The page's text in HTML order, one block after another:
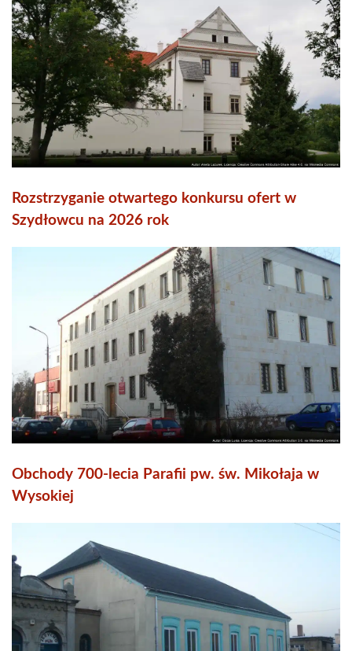
Rozstrzyganie otwartego konkursu ofert w
Szydłowcu na 2026 rok
Obchody 700-lecia Parafii pw. św. Mikołaja w
Wysokiej